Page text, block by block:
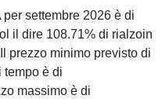
per settembre 2026 è di
il dire 108.71% di rialzoin
prezzo minimo previsto di
tempo è di
massimo è di